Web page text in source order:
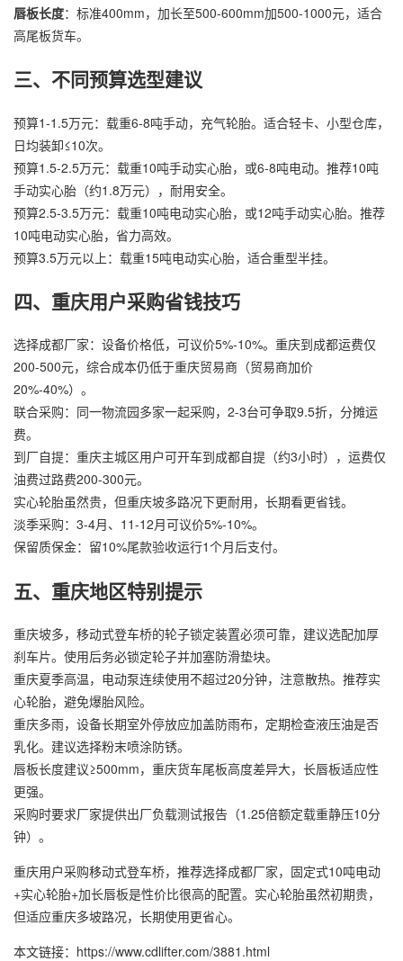
唇板长度：标准400mm，加长至500-600mm加500-1000元，适合
高尾板货车。
三、不同预算选型建议
预算1-1.5万元：载重6-8吨手动，充气轮胎。适合轻卡、小型仓库，
日均装卸≤10次。
预算1.5-2.5万元：载重10吨手动实心胎，或6-8吨电动。推荐10吨
手动实心胎（约1.8万元），耐用安全。
预算2.5-3.5万元：载重10吨电动实心胎，或12吨手动实心胎。推荐
10吨电动实心胎，省力高效。
预算3.5万元以上：载重15吨电动实心胎，适合重型半挂。
四、重庆用户采购省钱技巧
选择成都厂家：设备价格低，可议价5%-10%。重庆到成都运费仅
200-500元，综合成本仍低于重庆贸易商（贸易商加价
20%-40%）。
联合采购：同一物流园多家一起采购，2-3台可争取9.5折，分摊运
费。
到厂自提：重庆主城区用户可开车到成都自提（约3小时），运费仅
油费过路费200-300元。
实心轮胎虽然贵，但重庆坡多路况下更耐用，长期看更省钱。
淡季采购：3-4月、11-12月可议价5%-10%。
保留质保金：留10%尾款验收运行1个月后支付。
五、重庆地区特别提示
重庆坡多，移动式登车桥的轮子锁定装置必须可靠，建议选配加厚
刹车片。使用后务必锁定轮子并加塞防滑垫块。
重庆夏季高温，电动泵连续使用不超过20分钟，注意散热。推荐实
心轮胎，避免爆胎风险。
重庆多雨，设备长期室外停放应加盖防雨布，定期检查液压油是否
乳化。建议选择粉末喷涂防锈。
唇板长度建议≥500mm，重庆货车尾板高度差异大，长唇板适应性
更强。
采购时要求厂家提供出厂负载测试报告（1.25倍额定载重静压10分
钟）。
重庆用户采购移动式登车桥，推荐选择成都厂家，固定式10吨电动
+实心轮胎+加长唇板是性价比很高的配置。实心轮胎虽然初期贵，
但适应重庆多坡路况，长期使用更省心。
本文链接：https://www.cdlifter.com/3881.html